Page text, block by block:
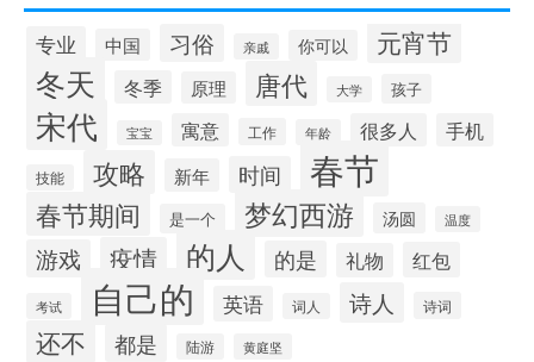
专业 中国 习俗 亲戚 你可以 元宵节
冬天 冬季 原理 唐代 大学 孩子
宋代 宝宝 寓意 工作 年龄 很多人 手机
技能 攻略 新年 时间 春节
春节期间 是一个 梦幻西游 汤圆 温度
游戏 疫情 的人 的是 礼物 红包
考试 自己的 英语 词人 诗人 诗词
还不 都是 陆游 黄庭坚